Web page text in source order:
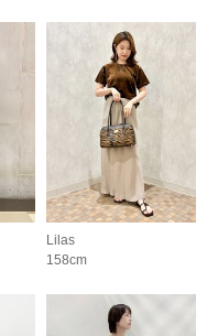
Lilas
158cm